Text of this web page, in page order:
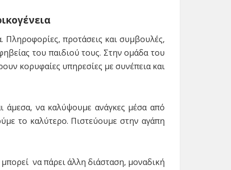
Πληροφορίες, προτάσεις και συμβουλές,
του παιδιού τους. Στην ομάδα του
κορυφαίες υπηρεσίες με συνέπεια και
άμεσα, να καλύψουμε ανάγκες μέσα από
το καλύτερο. Πιστεύουμε στην αγάπη
να πάρει άλλη διάσταση, μοναδική